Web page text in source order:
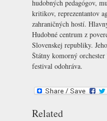
hudobných pedagógov,
kritikov, reprezentantov
zahraničných hostí.
Hudobné centrum z
Slovenskej republiky.
Štátny komorný
festival odohráva.
Related